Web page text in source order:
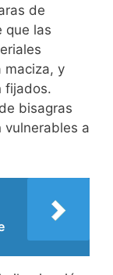
de
que las
maciza, y
fijados.
bisagras
vulnerables a